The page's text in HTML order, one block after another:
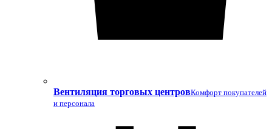
Вентиляция торговых центровКомфорт покупателей
и персонала